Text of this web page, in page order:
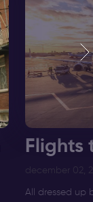
Flights
december 02,
All dressed up